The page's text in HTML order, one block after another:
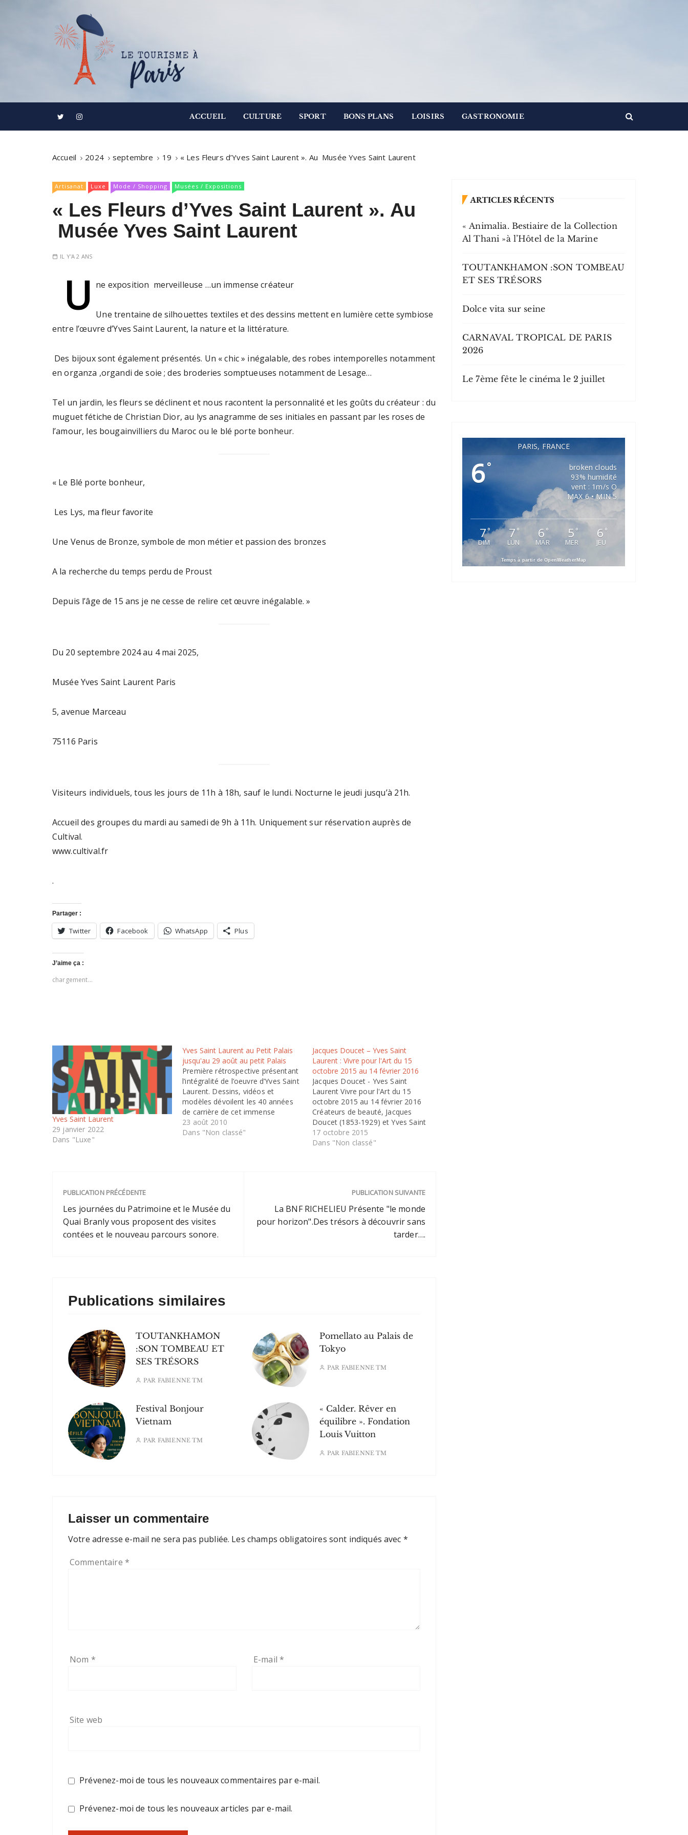
e
Le Tourisme à Paris
Informations touristiques, visites, excursions.
ACCUEIL CULTURE SPORT BONS PLANS LOISIRS GASTRONOMIE
Accueil 2024 septembre 19 « Les Fleurs d’Yves Saint Laurent ». Au Musée Yves Saint Laurent
Artisanat Luxe Mode / Shopping Musées / Expositions
« Les Fleurs d’Yves Saint Laurent ». Au
Musée Yves Saint Laurent
IL Y'A 2 ANS
U ne exposition merveilleuse …un immense créateur
Une trentaine de silhouettes textiles et des dessins mettent en lumière cette symbiose
entre l’œuvre d’Yves Saint Laurent, la nature et la littérature.
Des bijoux sont également présentés. Un « chic » inégalable, des robes intemporelles notamment
en organza ,organdi de soie ; des broderies somptueuses notamment de Lesage…
Tel un jardin, les fleurs se déclinent et nous racontent la personnalité et les goûts du créateur : du
muguet fétiche de Christian Dior, au lys anagramme de ses initiales en passant par les roses de
l’amour, les bougainvilliers du Maroc ou le blé porte bonheur.
« Le Blé porte bonheur,
Les Lys, ma fleur favorite
Une Venus de Bronze, symbole de mon métier et passion des bronzes
A la recherche du temps perdu de Proust
Depuis l’âge de 15 ans je ne cesse de relire cet œuvre inégalable. »
Du 20 septembre 2024 au 4 mai 2025,
Musée Yves Saint Laurent Paris
5, avenue Marceau
75116 Paris
Visiteurs individuels, tous les jours de 11h à 18h, sauf le lundi. Nocturne le jeudi jusqu’à 21h.
Accueil des groupes du mardi au samedi de 9h à 11h. Uniquement sur réservation auprès de
Cultival.
www.cultival.fr
.
Partager :
Twitter Facebook WhatsApp Plus
J’aime ça :
chargement…
Yves Saint Laurent
29 janvier 2022
Dans "Luxe"
Yves Saint Laurent au Petit Palais
jusqu'au 29 août au petit Palais
Première rétrospective présentant
l’intégralité de l’oeuvre d’Yves Saint
Laurent. Dessins, vidéos et
modèles dévoilent les 40 années
de carrière de cet immense
créateur, depuis ses débuts chez
Dior à son ultime collection en
23 août 2010
Dans "Non classé"
Jacques Doucet – Yves Saint
Laurent : Vivre pour l'Art du 15
octobre 2015 au 14 février 2016
Jacques Doucet - Yves Saint
Laurent Vivre pour l'Art du 15
octobre 2015 au 14 février 2016
Créateurs de beauté, Jacques
Doucet (1853-1929) et Yves Saint
Laurent (1936-2008) sont tous les
deux couturiers, chacun dans une
17 octobre 2015
Dans "Non classé"
PUBLICATION PRÉCÉDENTE
Les journées du Patrimoine et le Musée du
Quai Branly vous proposent des visites
contées et le nouveau parcours sonore.
PUBLICATION SUIVANTE
La BNF RICHELIEU Présente "le monde
pour horizon".Des trésors à découvrir sans
tarder….
Publications similaires
TOUTANKHAMON
:SON TOMBEAU ET
SES TRÉSORS
PAR FABIENNE TM
Pomellato au Palais de
Tokyo
PAR FABIENNE TM
Festival Bonjour
Vietnam
PAR FABIENNE TM
« Calder. Rêver en
équilibre ». Fondation
Louis Vuitton
PAR FABIENNE TM
Laisser un commentaire
Votre adresse e-mail ne sera pas publiée. Les champs obligatoires sont indiqués avec *
Commentaire *
Nom * E-mail*
Site web
Prévenez-moi de tous les nouveaux commentaires par e-mail.
Prévenez-moi de tous les nouveaux articles par e-mail.
ARTICLES RÉCENTS
« Animalia. Bestiaire de la Collection
Al Thani »à l’Hôtel de la Marine
TOUTANKHAMON :SON TOMBEAU
ET SES TRÉSORS
Dolce vita sur seine
CARNAVAL TROPICAL DE PARIS
2026
Le 7ème fête le cinéma le 2 juillet
PARIS, FRANCE
6°
broken clouds
93% humidité
vent : 1m/s O
MAX 6 • MIN 5
7°
DIM
7°
LUN
6 °
MAR
5 °
MER
6 °
JEU
Temps à partir de OpenWeatherMap